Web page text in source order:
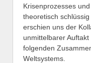
Krisenprozesses
theoretisch
erschien uns der
unmittelbarer
folgenden
Weltsystems.